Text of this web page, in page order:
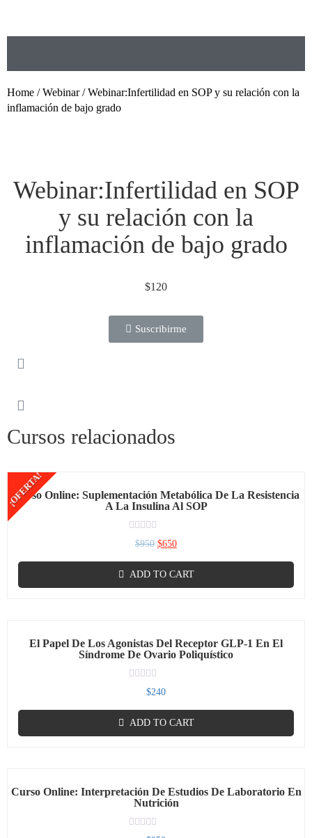
Home /Webinar/ Webinar:Infertilidad en SOP y su relación con la
inflamación de bajo grado
Webinar:Infertilidad en SOP
y su relación con la
inflamación de bajo grado
$120
Suscribirme
Cursos relacionados
Curso Online: Suplementación Metabólica De La Resistencia
A La Insulina Al SOP
Rated
out
of
5
¡OFERTA!
$950 $650
ADD TO CART
El Papel De Los Agonistas Del Receptor GLP-1 En El
Síndrome De Ovario Poliquístico
Rated
out
of
5
$240
ADD TO CART
Curso Online: Interpretación De Estudios De Laboratorio En
Nutrición